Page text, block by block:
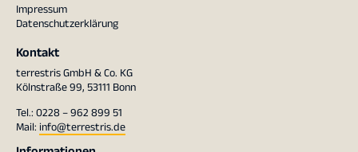
Impressum
Datenschutzerklärung
Kontakt
terrestris GmbH & Co. KG
Kölnstraße 99, 53111 Bonn
Tel.: 0228 – 962 899 51
Mail: info@terrestris.de